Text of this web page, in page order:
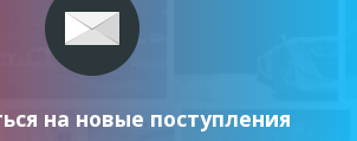
на новые поступления